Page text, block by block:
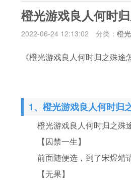
橙光游戏良人何时
2022-06-24 12:13:02 分类： 橙
《橙光游戏良人何时归之殊
1、橙光游戏良人何时归
橙光游戏良人何时归之殊
【囚禁一生】
前面随便选，到了宋煜靖请
【无果】